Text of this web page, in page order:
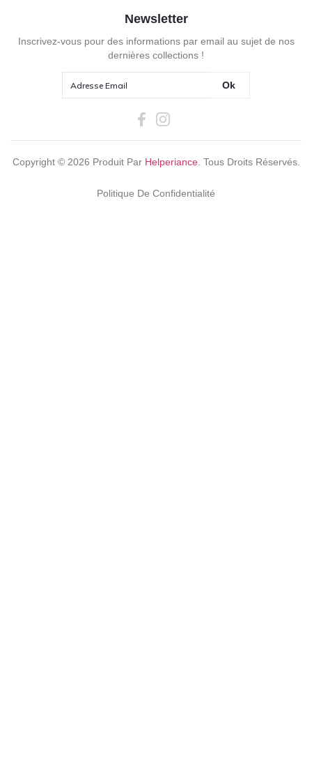
Newsletter
Inscrivez-vous pour des informations par email au sujet de nos
dernières collections !
Ok
Copyright © 2026 Produit Par Helperiance. Tous Droits Réservés.
Politique De Confidentialité